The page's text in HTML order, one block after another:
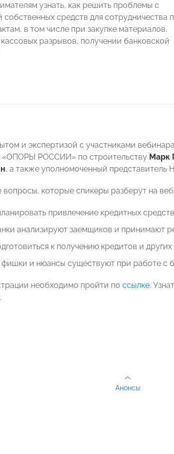
узнать, как решить проблемы с
собственных средств для сотрудничества
в том числе при закупке материалов,
разрывов, получении банковской
и экспертизой с участниками
«ОПОРЫ РОССИИ» по строительству Марк
, а также уполномоченный
которые спикеры разберут на
привлечение кредитных
анализируют заемщиков и принимают
к получению кредитов и
фишки и нюансы существуют при работе с
необходимо пройти по ссылке.
Анонсы